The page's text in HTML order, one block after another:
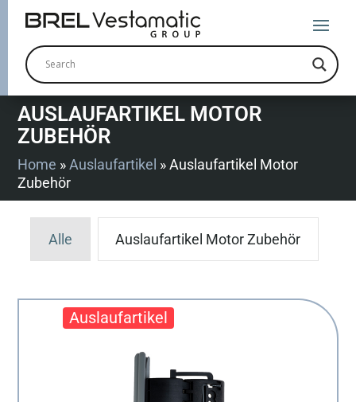
AUSLAUFARTIKEL MOTOR
ZUBEHÖR
Home »Auslaufartikel »Auslaufartikel Motor
Zubehör
Alle Auslaufartikel Motor Zubehör